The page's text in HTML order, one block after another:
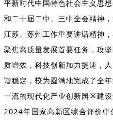
平新时代中国特色社会主义思
和二十届二中、三中全会精神
江苏、苏州工作重要讲话精神
聚焦高质量发展首要任务，攻
质增效，科技创新加力提速，
谐稳定，较为圆满地完成了全
一流的现代化产业创新园区建
2024年国家高新区综合评价中